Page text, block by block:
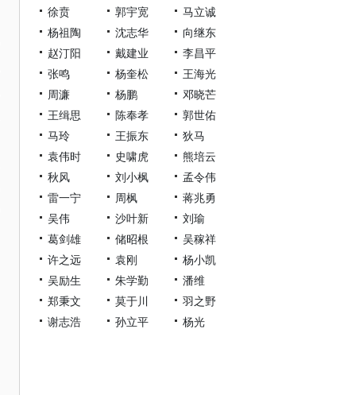
徐贲
郭宇宽
马立诚
杨祖陶
沈志华
向继东
赵汀阳
戴建业
李昌平
张鸣
杨奎松
王海光
周濂
杨鹏
邓晓芒
王缉思
陈奉孝
郭世佑
马玲
王振东
狄马
袁伟时
史啸虎
熊培云
秋风
刘小枫
孟令伟
雷一宁
周枫
蒋兆勇
吴伟
沙叶新
刘瑜
葛剑雄
储昭根
吴稼祥
许之远
袁刚
杨小凯
吴励生
朱学勤
潘维
郑秉文
莫于川
羽之野
谢志浩
孙立平 杨光